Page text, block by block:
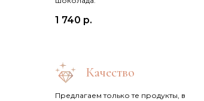
1 740 р.
Качество
Предлагаем только те продукты, в